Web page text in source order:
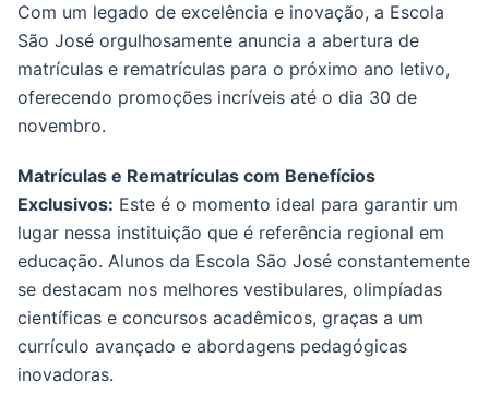
Com um legado de excelência e inovação, a Escola
São José orgulhosamente anuncia a abertura de
matrículas e rematrículas para o próximo ano letivo,
oferecendo promoções incríveis até o dia 30 de
novembro.
Matrículas e Rematrículas com Benefícios
Exclusivos: Este é o momento ideal para garantir um
lugar nessa instituição que é referência regional em
educação. Alunos da Escola São José constantemente
se destacam nos melhores vestibulares, olimpíadas
científicas e concursos acadêmicos, graças a um
currículo avançado e abordagens pedagógicas
inovadoras.